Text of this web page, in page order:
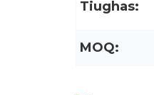
Tiughas:
MOQ: